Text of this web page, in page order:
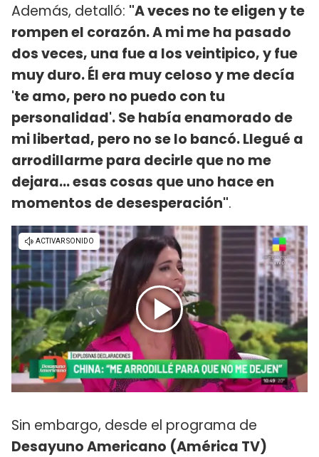
Además, detalló: "A veces no te eligen y te
rompen el corazón. A mi me ha pasado
dos veces, una fue a los veintipico, y fue
muy duro. Él era muy celoso y me decía
'te amo, pero no puedo con tu
personalidad'. Se había enamorado de
mi libertad, pero no se lo bancó. Llegué a
arrodillarme para decirle que no me
dejara... esas cosas que uno hace en
momentos de desesperación".
Sin embargo, desde el programa de
Desayuno Americano (América TV)